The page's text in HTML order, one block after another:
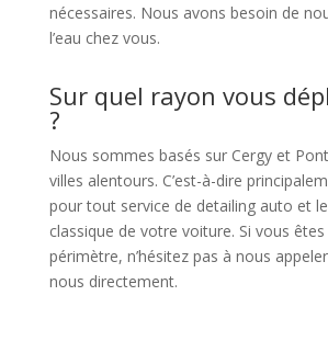
nécessaires. Nous avons besoin de
l’eau chez vous.
Sur quel rayon vous
?
Nous sommes basés sur Cergy et
villes alentours. C’est-à-dire
pour tout service de detailing auto et
classique de votre voiture. Si vous êtes
périmètre, n’hésitez pas à nous
nous directement.